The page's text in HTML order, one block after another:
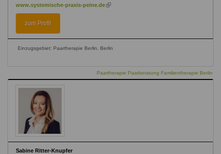
www.systemische-praxis-peine.de (link
zum Profil
Einzugsgebiet: Paartherapie Berlin, Berlin
Paartherapie Paarberatung Familientherapie Berlin
Sabine Ritter-Knupfer